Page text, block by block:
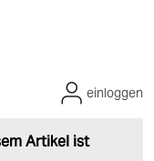
Artikel ist
einloggen